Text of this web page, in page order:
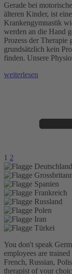
Gerade bei
älteren Kinder, ist
Krankengymnastik
werden an die Hand
Prozess der Therapie
grundsätzlich kein
finden. Unsere
„Krankengymnastik
weiterlesen
Beiträge
1 2
You don't speak
employees are
French, Russian,
therapist of your